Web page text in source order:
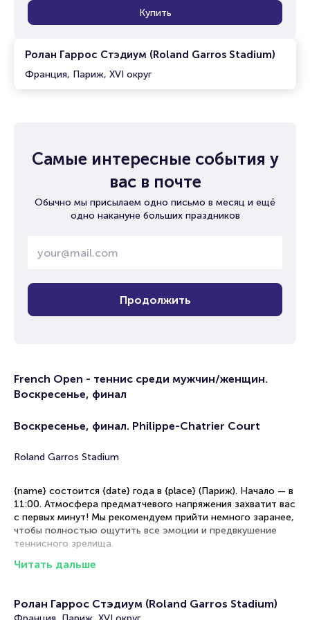
Ролан Гаррос Стэдиум (Roland Garros Stadium)
Франция, Париж, XVI округ
Купить
Самые интересные события у
вас в почте
Обычно мы присылаем одно письмо в месяц и ещё
одно накануне больших праздников
Продолжить
French Open - теннис среди мужчин/женщин.
Воскресенье, финал
Воскресенье, финал. Philippe-Chatrier Court
Roland Garros Stadium
{name} состоится {date} года в {place} (Париж). Начало — в
11:00. Атмосфера предматчевого напряжения захватит вас
с первых минут! Мы рекомендуем прийти немного заранее,
чтобы полностью ощутить все эмоции и предвкушение
теннисного зрелища.
{person1} и {person2} сразятся в теннисном турнире. Эта
Читать дальше
Ролан Гаррос Стэдиум (Roland Garros Stadium)